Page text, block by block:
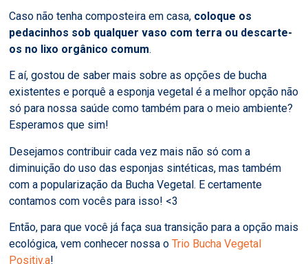
Caso não tenha composteira em casa, coloque os
pedacinhos sob qualquer vaso com terra ou descarte-
os no lixo orgânico comum.
E aí, gostou de saber mais sobre as opções de bucha
existentes e porquê a esponja vegetal é a melhor opção não
só para nossa saúde como também para o meio ambiente?
Esperamos que sim!
Desejamos contribuir cada vez mais não só com a
diminuição do uso das esponjas sintéticas, mas também
com a popularização da Bucha Vegetal. E certamente
contamos com vocês para isso! <3
Então, para que você já faça sua transição para a opção mais
ecológica, vem conhecer nossa oTrio Bucha Vegetal
Positiv.a!